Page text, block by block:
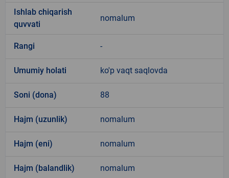
Ishlab chiqarish
quvvati
nomalum
Rangi -
Umumiy holati ko'p vaqt saqlovda
Soni (dona) 88
Hajm (uzunlik) nomalum
Hajm (eni) nomalum
Hajm (balandlik) nomalum